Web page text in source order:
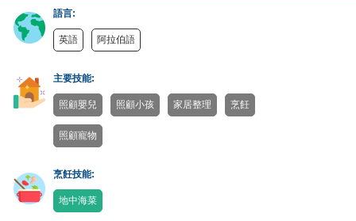
語言:
英語 阿拉伯語
主要技能:
照顧嬰兒 照顧小孩 家居整理 烹飪
照顧寵物
烹飪技能:
地中海菜